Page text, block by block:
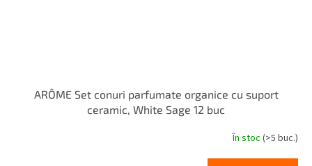
ARÔME Set conuri parfumate organice cu suport
ceramic, White Sage 12 buc
În stoc (>5 buc.)